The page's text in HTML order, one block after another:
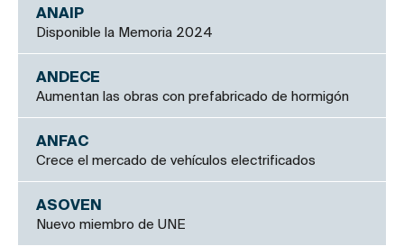
ANAIP
Disponible la Memoria 2024
ANDECE
Aumentan las obras con prefabricado de hormigón
ANFAC
Crece el mercado de vehículos electrificados
ASOVEN
Nuevo miembro de UNE